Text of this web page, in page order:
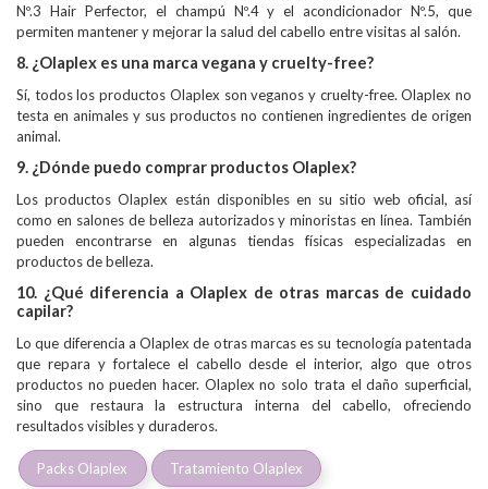
Nº.3 Hair Perfector, el champú Nº.4 y el acondicionador Nº.5, que
permiten mantener y mejorar la salud del cabello entre visitas al salón.
8. ¿Olaplex es una marca vegana y cruelty-free?
Sí, todos los productos Olaplex son veganos y cruelty-free. Olaplex no
testa en animales y sus productos no contienen ingredientes de origen
animal.
9. ¿Dónde puedo comprar productos Olaplex?
Los productos Olaplex están disponibles en su sitio web oficial, así
como en salones de belleza autorizados y minoristas en línea. También
pueden encontrarse en algunas tiendas físicas especializadas en
productos de belleza.
10. ¿Qué diferencia a Olaplex de otras marcas de cuidado
capilar?
Lo que diferencia a Olaplex de otras marcas es su tecnología patentada
que repara y fortalece el cabello desde el interior, algo que otros
productos no pueden hacer. Olaplex no solo trata el daño superficial,
sino que restaura la estructura interna del cabello, ofreciendo
resultados visibles y duraderos.
Packs Olaplex Tratamiento Olaplex